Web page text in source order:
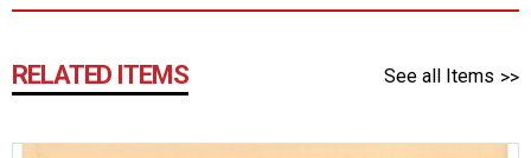
RELATED ITEMS See all Items